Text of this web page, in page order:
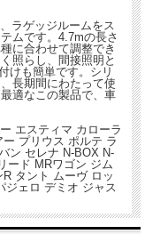
ラゲッジルームをス
ムです。4.7mの長さ
に合わせて調整でき
照らし、間接照明と
けも簡単です。シリ
長期間にわたって使
適なこの製品で、車
エスティマ カローラ
プリウス ポルテ ラ
ン セレナ N-BOX N-
ード MRワゴン ジム
タント ムーヴ ロッ
ジェロ デミオ ジャス